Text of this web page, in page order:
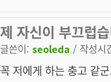
제 자신이 부끄럽
글쓴이: seoleda / 작성시
꼭 저에게 하는 충고 같